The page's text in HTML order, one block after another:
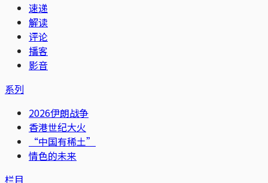
速递
解读
评论
播客
影音
系列
2026伊朗战争
香港世纪大火
“中国有稀土”
情色的未来
栏目